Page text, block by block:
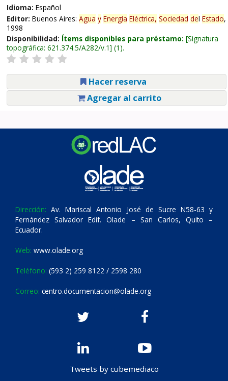
Idioma: Español
Editor: Buenos Aires: Agua y Energía Eléctrica, Sociedad del Estado,
1998
Disponibilidad: Ítems disponibles para préstamo: Signatura
topográfica: 621.374.5/A282/v.1 (1).
Hacer reserva
Agregar al carrito
Dirección: Av. Mariscal Antonio José de Sucre N58-63 y
Fernández Salvador Edif. Olade – San Carlos, Quito –
Ecuador.
Web: www.olade.org
Teléfono: (593 2) 259 8122 / 2598 280
Correo: centro.documentacion@olade.org
Tweets by cubemediaco